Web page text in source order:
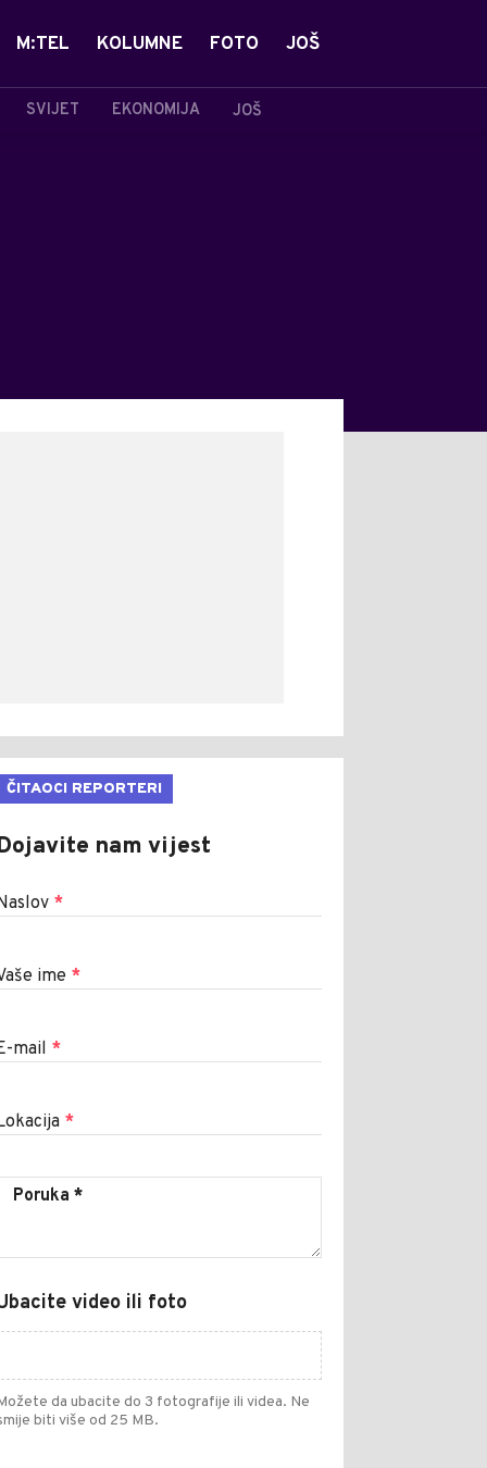
SVIJET EKONOMIJA JOŠ
M:TEL KOLUMNE FOTO JOŠ
ČITAOCI REPORTERI
nam vijest
*
ime *
mail *
*
video ili foto
da ubacite do 3 fotografije ili videa. Ne
biti više od 25 MB.